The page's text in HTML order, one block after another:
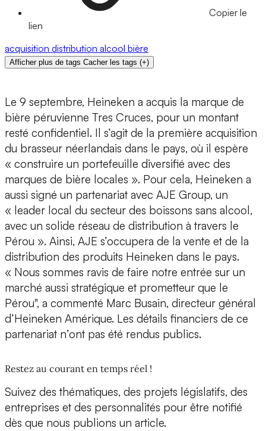
Copier le
lien
acquisition distribution alcool bière
Afficher plus de tags Cacher les tags (+)
Le 9 septembre, Heineken a acquis la marque de
bière péruvienne Tres Cruces, pour un montant
resté confidentiel. Il s’agit de la première acquisition
du brasseur néerlandais dans le pays, où il espère
« construire un portefeuille diversifié avec des
marques de bière locales ». Pour cela, Heineken a
aussi signé un partenariat avec AJE Group, un
« leader local du secteur des boissons sans alcool,
avec un solide réseau de distribution à travers le
Pérou ». Ainsi, AJE s’occupera de la vente et de la
distribution des produits Heineken dans le pays.
« Nous sommes ravis de faire notre entrée sur un
marché aussi stratégique et prometteur que le
Pérou", a commenté Marc Busain, directeur général
d’Heineken Amérique. Les détails financiers de ce
partenariat n’ont pas été rendus publics.
Restez au courant en temps réel !
Suivez des thématiques, des projets législatifs, des
entreprises et des personnalités pour être notifié
dès que nous publions un article.